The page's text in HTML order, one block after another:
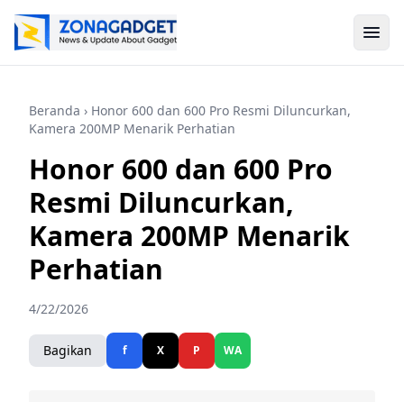
Beranda › Honor 600 dan 600 Pro Resmi Diluncurkan,
Kamera 200MP Menarik Perhatian
Honor 600 dan 600 Pro
Resmi Diluncurkan,
Kamera 200MP Menarik
Perhatian
4/22/2026
Bagikan f X P WA